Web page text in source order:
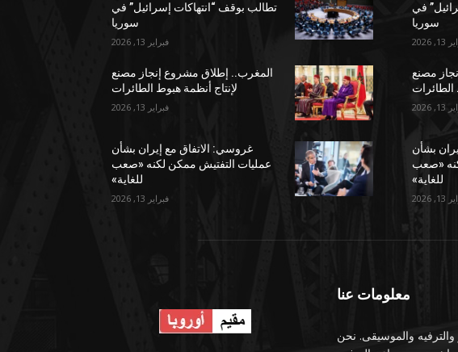
تطالب بوقف “انتهاكات إسرائيل” في
سوريا
فبراير 13, 2026
المغرب.. إطلاق مشروع إنجاز مصنع
لإنتاج أنظمة هبوط الطائرات
فبراير 13, 2026
غروسي: الاتفاق مع إيران بشأن
عمليات التفتيش ممكن لكنه «صعب
للغاية»
فبراير 13, 2026
في
سوريا
2026
مصنع
الطائرات
2026
بشأن
«صعب
للغاية»
2026
معلومات عنا
والموسيقى. نحن